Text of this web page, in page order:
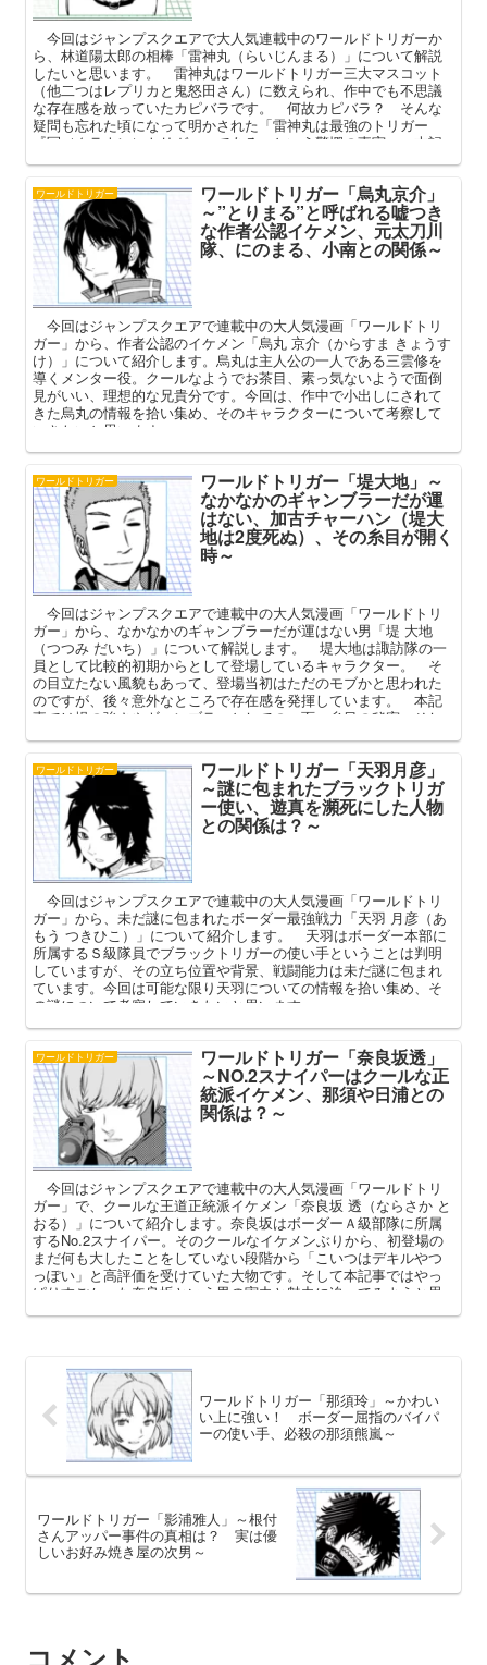
今回はジャンプスクエアで大人気連載中のワールドトリガーか
ら、林道陽太郎の相棒「雷神丸（らいじんまる）」について解説
したいと思います。 雷神丸はワールドトリガー三大マスコット
（他二つはレプリカと鬼怒田さん）に数えられ、作中でも不思議
な存在感を放っていたカピバラです。 何故カピバラ？ そんな
疑問も忘れた頃になって明かされた「雷神丸は最強のトリガー
『冠（クラウン）トリガー』である」という驚愕の事実。 本記
ワールドトリガー ワールドトリガー「烏丸京介」
～”とりまる”と呼ばれる嘘つき
な作者公認イケメン、元太刀川
隊、にのまる、小南との関係～
今回はジャンプスクエアで連載中の大人気漫画「ワールドトリ
ガー」から、作者公認のイケメン「烏丸 京介（からすま きょうす
け）」について紹介します。烏丸は主人公の一人である三雲修を
導くメンター役。クールなようでお茶目、素っ気ないようで面倒
見がいい、理想的な兄貴分です。今回は、作中で小出しにされて
きた烏丸の情報を拾い集め、そのキャラクターについて考察して
いきたいと思います。
ワールドトリガー ワールドトリガー「堤大地」～
なかなかのギャンブラーだが運
はない、加古チャーハン（堤大
地は2度死ぬ）、その糸目が開く
時～
今回はジャンプスクエアで連載中の大人気漫画「ワールドトリ
ガー」から、なかなかのギャンブラーだが運はない男「堤 大地
（つつみ だいち）」について解説します。 堤大地は諏訪隊の一
員として比較的初期からとして登場しているキャラクター。 そ
の目立たない風貌もあって、登場当初はただのモブかと思われた
のですが、後々意外なところで存在感を発揮しています。 本記
事では堤の強さやギャンブラーとしての一面、糸目の秘密、そし
ワールドトリガー ワールドトリガー「天羽月彦」
～謎に包まれたブラックトリガ
ー使い、遊真を瀕死にした人物
との関係は？～
今回はジャンプスクエアで連載中の大人気漫画「ワールドトリ
ガー」から、未だ謎に包まれたボーダー最強戦力「天羽 月彦（あ
もう つきひこ）」について紹介します。 天羽はボーダー本部に
所属するＳ級隊員でブラックトリガーの使い手ということは判明
していますが、その立ち位置や背景、戦闘能力は未だ謎に包まれ
ています。今回は可能な限り天羽についての情報を拾い集め、そ
の謎について考察していきたいと思います。
ワールドトリガー ワールドトリガー「奈良坂透」
～NO.2スナイパーはクールな正
統派イケメン、那須や日浦との
関係は？～
今回はジャンプスクエアで連載中の大人気漫画「ワールドトリ
ガー」で、クールな王道正統派イケメン「奈良坂 透（ならさか と
おる）」について紹介します。奈良坂はボーダーＡ級部隊に所属
するNo.2スナイパー。そのクールなイケメンぶりから、初登場の
まだ何も大したことをしていない段階から「こいつはデキルやつ
っぽい」と高評価を受けていた大物です。そして本記事ではやっ
ぱりすごかった奈良坂という男の実力と魅力に迫ってみようと思
ワールドトリガー「那須玲」～かわい
い上に強い！ ボーダー屈指のバイパ
ーの使い手、必殺の那須熊嵐～
ワールドトリガー「影浦雅人」～根付
さんアッパー事件の真相は？ 実は優
しいお好み焼き屋の次男～